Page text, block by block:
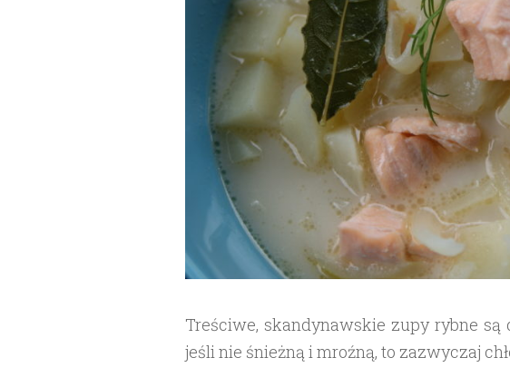
Treściwe, skandynawskie zupy rybne
jeśli nie śnieżną i mroźną, to zazwyczaj